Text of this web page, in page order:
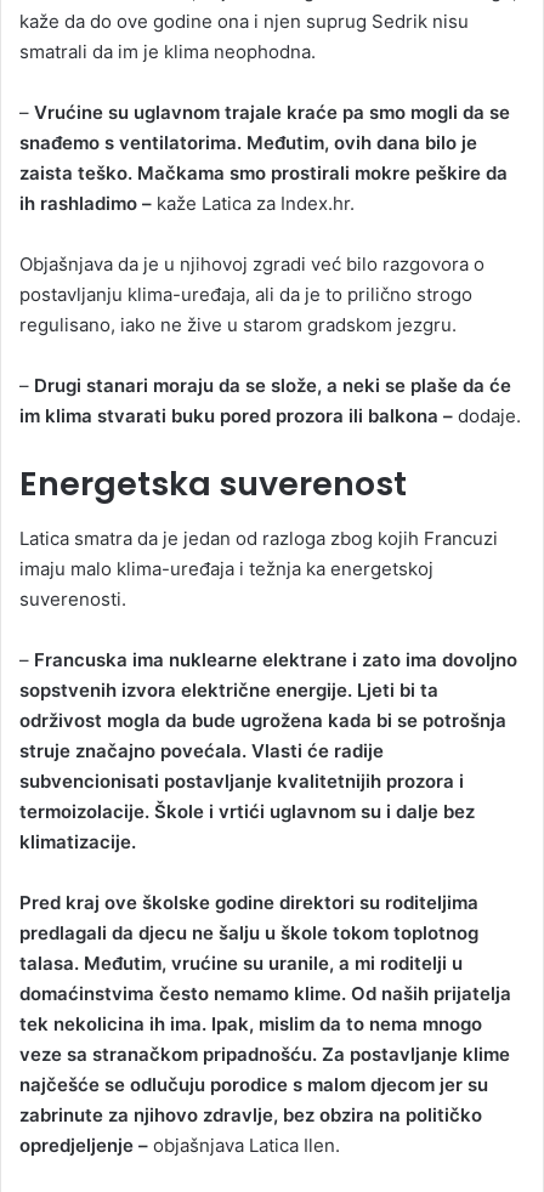
kaže da do ove godine ona i njen suprug Sedrik nisu
smatrali da im je klima neophodna.
– Vrućine su uglavnom trajale kraće pa smo mogli da se
snađemo s ventilatorima. Međutim, ovih dana bilo je
zaista teško. Mačkama smo prostirali mokre peškire da
ih rashladimo – kaže Latica za Index.hr.
Objašnjava da je u njihovoj zgradi već bilo razgovora o
postavljanju klima-uređaja, ali da je to prilično strogo
regulisano, iako ne žive u starom gradskom jezgru.
– Drugi stanari moraju da se slože, a neki se plaše da će
im klima stvarati buku pored prozora ili balkona – dodaje.
Energetska suverenost
Latica smatra da je jedan od razloga zbog kojih Francuzi
imaju malo klima-uređaja i težnja ka energetskoj
suverenosti.
– Francuska ima nuklearne elektrane i zato ima dovoljno
sopstvenih izvora električne energije. Ljeti bi ta
održivost mogla da bude ugrožena kada bi se potrošnja
struje značajno povećala. Vlasti će radije
subvencionisati postavljanje kvalitetnijih prozora i
termoizolacije. Škole i vrtići uglavnom su i dalje bez
klimatizacije.
Pred kraj ove školske godine direktori su roditeljima
predlagali da djecu ne šalju u škole tokom toplotnog
talasa. Međutim, vrućine su uranile, a mi roditelji u
domaćinstvima često nemamo klime. Od naših prijatelja
tek nekolicina ih ima. Ipak, mislim da to nema mnogo
veze sa stranačkom pripadnošću. Za postavljanje klime
najčešće se odlučuju porodice s malom djecom jer su
zabrinute za njihovo zdravlje, bez obzira na političko
opredjeljenje – objašnjava Latica Ilen.